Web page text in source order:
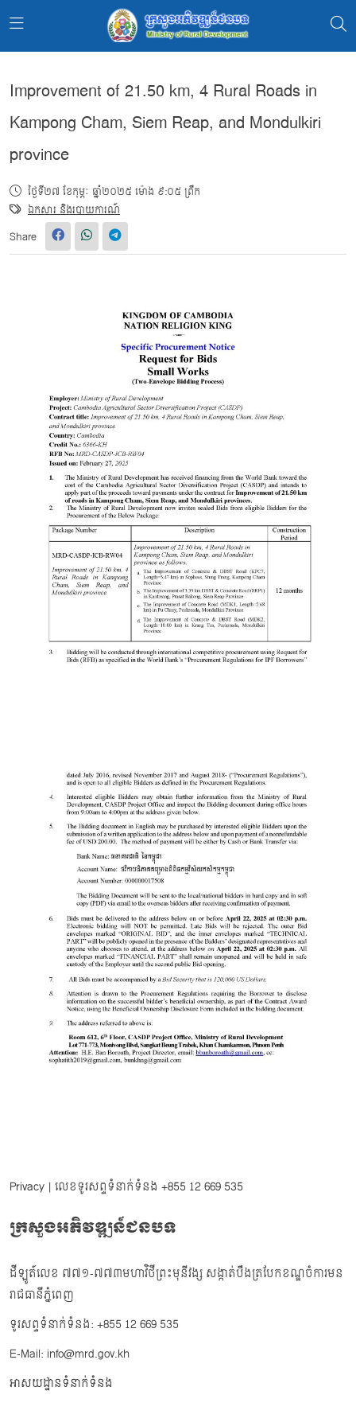
Improvement of 21.50 km, 4 Rural Roads in
Kampong Cham, Siem Reap, and Mondulkiri
province
ថ្ងៃទី២៧ ខែកុម្ភៈ ឆ្នាំ២០២៥ ម៉ោង ៩:០៥ ព្រឹក
ឯកសារ និងរបាយការណ៍
Share
Privacy | លេខទូរសព្ទទំនាក់ទំនង +855 12 669 535
ក្រសួងអភិវឌ្ឍន៍ជនបទ
ដីឡូត៍លេខ ៧៧១-៧៧៣មហាវិថីព្រះមុនីវង្ស សង្កាត់បឹងត្របែកខណ្ឌចំការមន
រាជធានីភ្នំពេញ
ទូរសព្ទទំនាក់ទំនង: +855 12 669 535
E-Mail: info@mrd.gov.kh
អាសយដ្ឋានទំនាក់ទំនង